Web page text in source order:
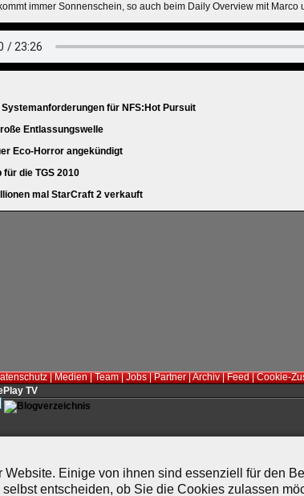
immer Sonnenschein, so auch beim Daily Overview mit Marco
Systemanforderungen für NFS:Hot Pursuit
Entlassungswelle
Eco-Horror angekündigt
für die TGS 2010
mal StarCraft 2 verkauft
|Medien|Team|Jobs|Partner|Archiv|Feed|Cookie-
TV
Einige von ihnen sind essenziell für den
entscheiden, ob Sie die Cookies zulassen